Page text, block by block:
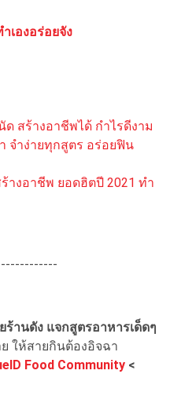
เองอร่อยจัง
สร้างอาชีพได้ กำไรดีงาม
จำง่ายทุกสูตร อร่อยฟิน
างอาชีพ ยอดฮิตปี 2021 ทำ
านดัง แจกสูตรอาหารเด็ดๆ
ให้สายกินต้องอิจฉา
Food Community <